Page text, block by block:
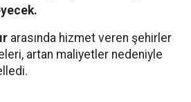
arasında hizmet veren şehirler
artan maliyetler nedeniyle